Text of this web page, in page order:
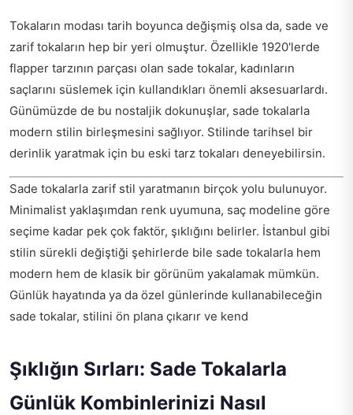
Tokaların modası tarih boyunca değişmiş olsa da, sade ve
zarif tokaların hep bir yeri olmuştur. Özellikle 1920'lerde
flapper tarzının parçası olan sade tokalar, kadınların
saçlarını süslemek için kullandıkları önemli aksesuarlardı.
Günümüzde de bu nostaljik dokunuşlar, sade tokalarla
modern stilin birleşmesini sağlıyor. Stilinde tarihsel bir
derinlik yaratmak için bu eski tarz tokaları deneyebilirsin.
Sade tokalarla zarif stil yaratmanın birçok yolu bulunuyor.
Minimalist yaklaşımdan renk uyumuna, saç modeline göre
seçime kadar pek çok faktör, şıklığını belirler. İstanbul gibi
stilin sürekli değiştiği şehirlerde bile sade tokalarla hem
modern hem de klasik bir görünüm yakalamak mümkün.
Günlük hayatında ya da özel günlerinde kullanabileceğin
sade tokalar, stilini ön plana çıkarır ve kend
Şıklığın Sırları: Sade Tokalarla
Günlük Kombinlerinizi Nasıl